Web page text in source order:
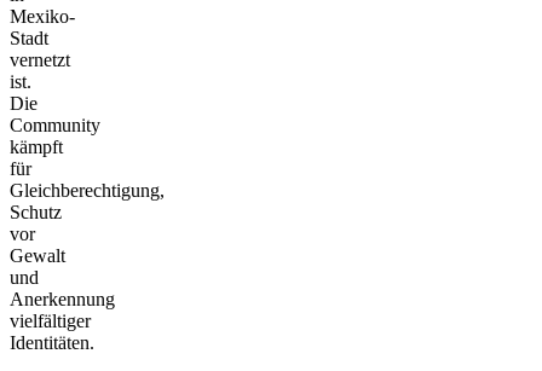
Mexiko-
Stadt
vernetzt
ist.
Die
Community
kämpft
für
Gleichberechtigung,
Schutz
vor
Gewalt
und
Anerkennung
vielfältiger
Identitäten.